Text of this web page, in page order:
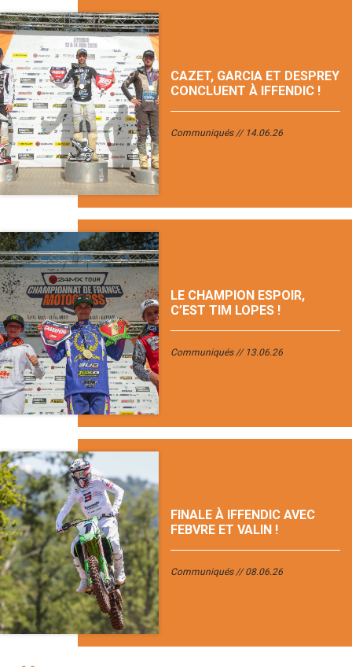
CAZET, GARCIA ET DESPREY
CONCLUENT À IFFENDIC !
Communiqués 14.06.26
LE CHAMPION ESPOIR,
C’EST TIM LOPES !
Communiqués 13.06.26
FINALE À IFFENDIC AVEC
FEBVRE ET VALIN !
Communiqués 08.06.26